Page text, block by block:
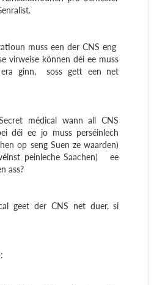
muss een der CNS eng
virweise können déi ee muss
ginn,
soss gett een net
médical wann all CNS
déi ee jo muss perséinlech
op seng Suen ze waarden)
peinleche Saachen)
ee
ass?
geet der CNS net duer, si